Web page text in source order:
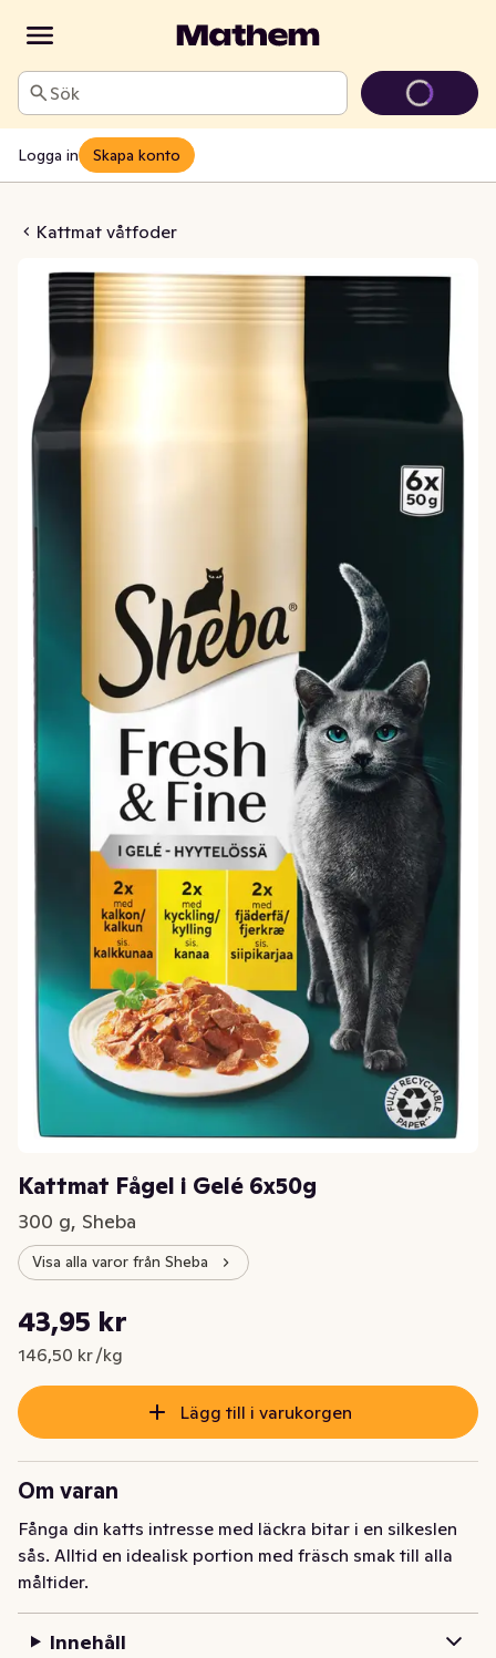
Sök
Logga in Skapa konto
Kattmat våtfoder
i Gelé 6x50g
Kattmat Fågel i Gelé 6x50g
300 g, Sheba
Visa alla varor från Sheba
Nuvarande pris är: 43,95 kr
43,95 kr
146,50 kr /kg
Styckpris: 146,50 kr /kg
Lägg till i varukorgen
Om varan
Fånga din katts intresse med läckra bitar i en silkeslen
sås. Alltid en idealisk portion med fräsch smak till alla
måltider.
Innehåll